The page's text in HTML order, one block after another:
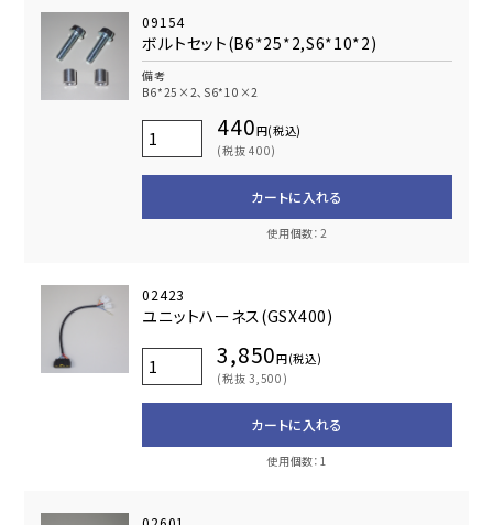
09154
ボルトセット(B6*25*2,S6*10*2)
備考
B6*25×2､S6*10×2
440円(税込)
(税抜 400)
カートに入れる
使用個数：2
02423
ユニットハーネス(GSX400)
3,850円(税込)
(税抜 3,500)
カートに入れる
使用個数：1